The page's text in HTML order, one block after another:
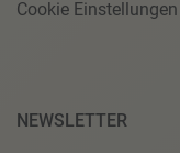
Cookie Einstellungen
NEWSLETTER